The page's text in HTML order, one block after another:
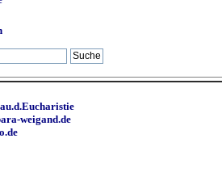
weigand.de